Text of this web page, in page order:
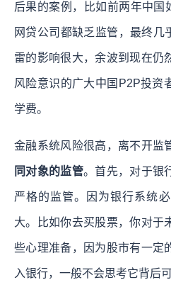
后果的案例，比如前两年中国
网贷公司都缺乏监管，最终几
雷的影响很大，余波到现在仍
风险意识的广大中国P2P投资
学费。
金融系统风险很高，离不开监
同对象的监管。首先，对于银
严格的监管。因为银行系统
大。比如你去买股票，你对于
些心理准备，因为股市有一定
入银行，一般不会思考它背后